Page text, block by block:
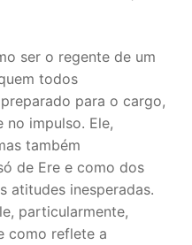
ser o regente de um
todos
para o cargo,
no impulso. Ele,
também
de Ere e como dos
atitudes inesperadas.
particularmente,
como reflete a